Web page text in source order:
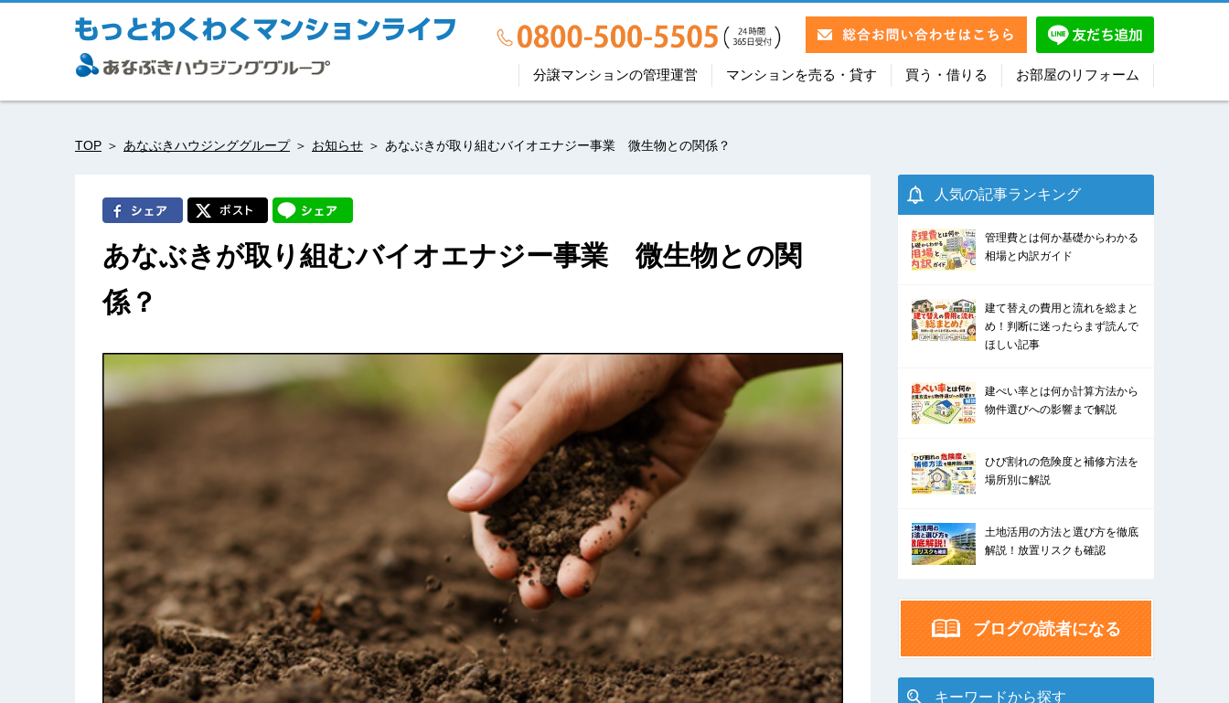
分譲マンションの管理運営 マンションを売る・貸す 買う・借りる お部屋のリフォーム
TOP あなぶきハウジンググループ お知らせ あなぶきが取り組むバイオエナジー事業 微生物との関係？
あなぶきが取り組むバイオエナジー事業 微生物との関
係？
人気の記事ランキング
管理費とは何か基礎からわかる
相場と内訳ガイド
建て替えの費用と流れを総まと
め！判断に迷ったらまず読んで
ほしい記事
建ぺい率とは何か計算方法から
物件選びへの影響まで解説
ひび割れの危険度と補修方法を
場所別に解説
土地活用の方法と選び方を徹底
解説！放置リスクも確認
ブログの読者になる
キーワードから探す